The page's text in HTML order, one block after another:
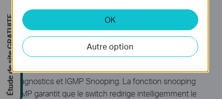
802.1Q, la duplication de ports, STP/RSTP/MSTP, le
protocole de contrôle d’agrégation de liens et la fonction
contrôle de flux 802.3x. De plus, le switch propose des
fonctionnalités avancées pour la maintenance du
réseau, comme Loop Back Detection, Cable
Diagnostics et IGMP Snooping. La fonction snooping
IGMP garantit que le switch redirige intelligemment le
OK
Autre option
Étude de site GRATUITE